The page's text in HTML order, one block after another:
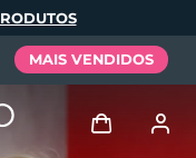
MAIS VENDIDOS